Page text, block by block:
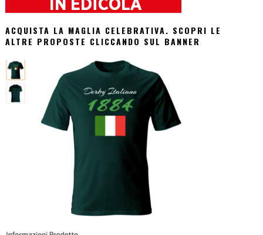
ACQUISTA LA MAGLIA CELEBRATIVA. SCOPRI LE
ALTRE PROPOSTE CLICCANDO SUL BANNER